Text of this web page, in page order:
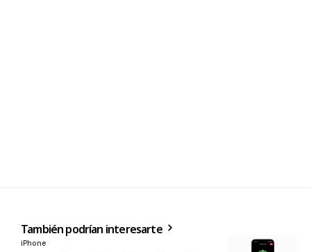
También podrían interesarte
iPhone